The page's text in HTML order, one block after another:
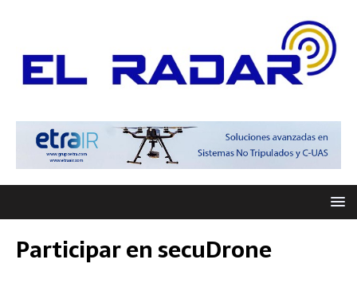
Participar en secuDrone